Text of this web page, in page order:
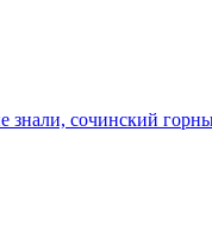
сочинский